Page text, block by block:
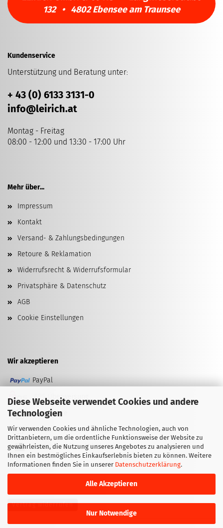
Diese Webseite verwendet Cookies und andere
Technologien
Wir verwenden Cookies und ähnliche Technologien, auch von
Drittanbietern, um die ordentliche Funktionsweise der Website zu
gewährleisten, die Nutzung unseres Angebotes zu analysieren und
Ihnen ein bestmögliches Einkaufserlebnis bieten zu können. Weitere
Informationen finden Sie in unserer Datenschutzerklärung.
Alle Akzeptieren
Nur Notwendige
132 • 4802 Ebensee am Traunsee
Kundenservice
Unterstützung und Beratung unter:
+ 43 (0) 6133 3131-0
info@leirich.at
Montag - Freitag
08:00 - 12:00 und 13:30 - 17:00 Uhr
Mehr über...
Impressum
Kontakt
Versand- & Zahlungsbedingungen
Retoure & Reklamation
Widerrufsrecht & Widerrufsformular
Privatsphäre & Datenschutz
AGB
Cookie Einstellungen
Wir akzeptieren
PayPal
EPS Überweisung
Kreditkarte
Vorkasse (Überweisung)
Barzahlung (bei Abholung)
Vertrag widerrufen